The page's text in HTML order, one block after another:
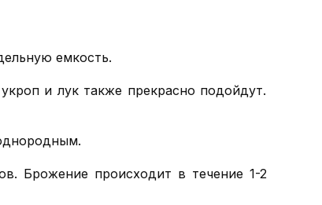
емкость.
и лук также прекрасно подойдут.
Брожение происходит в течение 1-2